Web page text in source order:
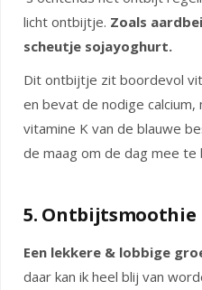
licht ontbijtje. Zoals
scheutje sojayoghurt.
Dit ontbijtje zit boordevol
en bevat de nodige
vitamine K van de blauwe
de maag om de dag mee te
5. Ontbijtsmoothie
Een lekkere & lobbige
daar kan ik heel blij van